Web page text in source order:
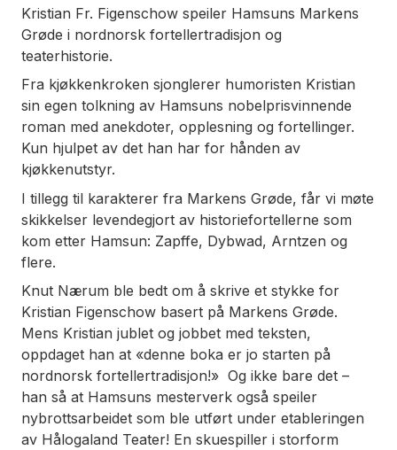
Kristian Fr. Figenschow speiler Hamsuns Markens
Grøde i nordnorsk fortellertradisjon og
teaterhistorie.
Fra kjøkkenkroken sjonglerer humoristen Kristian
sin egen tolkning av Hamsuns nobelprisvinnende
roman med anekdoter, opplesning og fortellinger.
Kun hjulpet av det han har for hånden av
kjøkkenutstyr.
I tillegg til karakterer fra Markens Grøde, får vi møte
skikkelser levendegjort av historiefortellerne som
kom etter Hamsun: Zapffe, Dybwad, Arntzen og
flere.
Knut Nærum ble bedt om å skrive et stykke for
Kristian Figenschow basert på Markens Grøde.
Mens Kristian jublet og jobbet med teksten,
oppdaget han at «denne boka er jo starten på
nordnorsk fortellertradisjon!» Og ikke bare det –
han så at Hamsuns mesterverk også speiler
nybrottsarbeidet som ble utført under etableringen
av Hålogaland Teater! En skuespiller i storform